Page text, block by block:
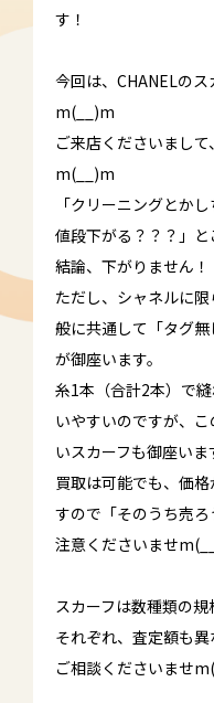
す！
今回は、CHANELの
m(__)m
ご来店くださいまし
m(__)m
「クリーニングとか
値段下がる？？？」と
結論、下がりません！
ただし、シャネルに
般に共通して「タグ
が御座います。
糸1本（合計2本）で
いやすいのですが、
いスカーフも御座い
買取は可能でも、価
すので「そのうち売
注意くださいませ
スカーフは数種類の規
それぞれ、査定額も
ご相談くださいませ